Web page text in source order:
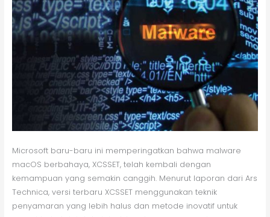
Microsoft baru-baru ini memperingatkan bahwa malware
macOS berbahaya, XCSSET, telah kembali dengan
kemampuan yang semakin canggih. Menurut laporan dari Ars
Technica, versi terbaru XCSSET menggunakan teknik
penyamaran yang lebih halus dan metode inovatif untuk